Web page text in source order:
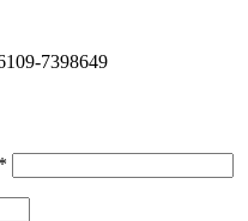
7398649
*